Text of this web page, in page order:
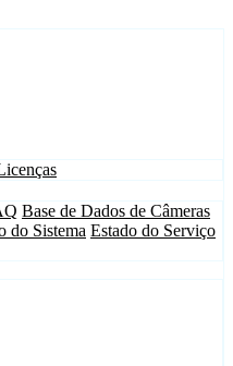
Base de Dados de Câmeras
do Sistema Estado do Serviço